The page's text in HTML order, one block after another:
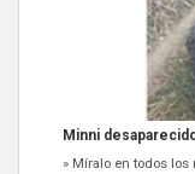
Siami Perdida
Se llama Siami,es